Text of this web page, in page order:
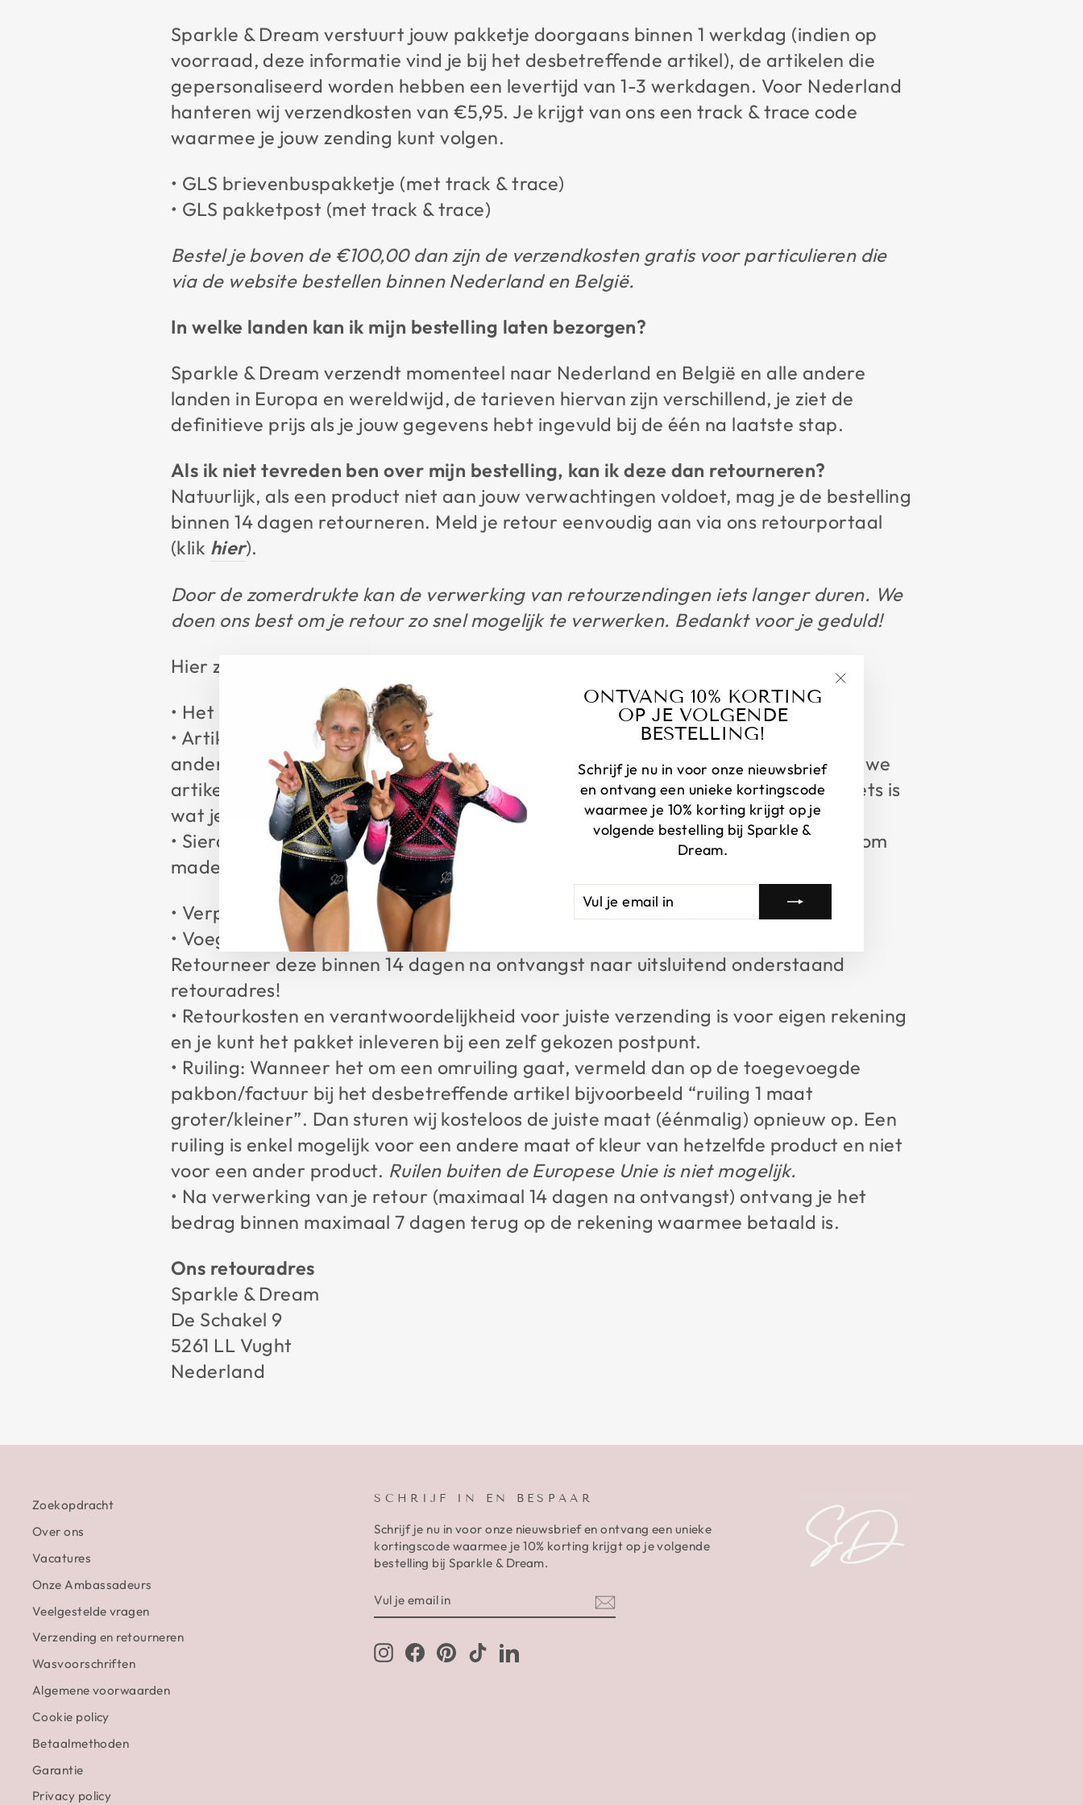
ONTVANG 10% KORTING
OP JE VOLGENDE
BESTELLING!
Schrijf je nu in voor onze nieuwsbrief
en ontvang een unieke kortingscode
waarmee je 10% korting krijgt op je
volgende bestelling bij Sparkle &
Dream.
JE
EMAIL
Sparkle & Dream verstuurt jouw pakketje doorgaans binnen 1 werkdag (indien op
voorraad, deze informatie vind je bij het desbetreffende artikel), de artikelen die
gepersonaliseerd worden hebben een levertijd van 1-3 werkdagen. Voor Nederland
hanteren wij verzendkosten van €5,95. Je krijgt van ons een track & trace code
waarmee je jouw zending kunt volgen.
• GLS brievenbuspakketje (met track & trace)
• GLS pakketpost (met track & trace)
Bestel je boven de €100,00 dan zijn de verzendkosten gratis voor particulieren die
via de website bestellen binnen Nederland en België.
In welke landen kan ik mijn bestelling laten bezorgen?
Sparkle & Dream verzendt momenteel naar Nederland en België en alle andere
landen in Europa en wereldwijd, de tarieven hiervan zijn verschillend, je ziet de
definitieve prijs als je jouw gegevens hebt ingevuld bij de één na laatste stap.
Als ik niet tevreden ben over mijn bestelling, kan ik deze dan retourneren?
Natuurlijk, als een product niet aan jouw verwachtingen voldoet, mag je de bestelling
binnen 14 dagen retourneren. Meld je retour eenvoudig aan via ons retourportaal
(klik hier).
Door de zomerdrukte kan de verwerking van retourzendingen iets langer duren. We
doen ons best om je retour zo snel mogelijk te verwerken. Bedankt voor je geduld!
Hier zitten wel een aantal voorwaarden aan verbonden:
• Het product is ongedragen/ongebruikt
• Artikelen uit de sale en aanbiedingen mogen alleen geruild worden voor een
andere maat (retourkosten zijn hierbij voor jou, opnieuw verzenden van het nieuwe
artikel of de nieuwe maat nemen wij éénmalig voor onze rekening). Indien er niets is
wat je op dat moment mooi vindt, ontvang je een cadeaubon van ons.
• Sieraden en gepersonaliseerde bedrukte artikelen en op maat gemaakte custom
made artikelen, kunnen helaas NIET retour gestuurd worden.
• Verpak het product in de ORIGINELE verpakking en pak hem met zorg in!
• Voeg een papiertje met daarop je bestel nummer toe aan jouw retourzending.
Retourneer deze binnen 14 dagen na ontvangst naar uitsluitend onderstaand
retouradres!
• Retourkosten en verantwoordelijkheid voor juiste verzending is voor eigen rekening
en je kunt het pakket inleveren bij een zelf gekozen postpunt.
• Ruiling: Wanneer het om een omruiling gaat, vermeld dan op de toegevoegde
pakbon/factuur bij het desbetreffende artikel bijvoorbeeld “ruiling 1 maat
groter/kleiner”. Dan sturen wij kosteloos de juiste maat (éénmalig) opnieuw op. Een
ruiling is enkel mogelijk voor een andere maat of kleur van hetzelfde product en niet
voor een ander product. Ruilen buiten de Europese Unie is niet mogelijk.
• Na verwerking van je retour (maximaal 14 dagen na ontvangst) ontvang je het
bedrag binnen maximaal 7 dagen terug op de rekening waarmee betaald is.
Ons retouradres
Sparkle & Dream
De Schakel 9
5261 LL Vught
Nederland
Zoekopdracht
Over ons
Vacatures
Onze Ambassadeurs
Veelgestelde vragen
Verzending en retourneren
Wasvoorschriften
Algemene voorwaarden
Cookie policy
Betaalmethoden
Garantie
Privacy policy
SCHRIJF IN EN BESPAAR
Schrijf je nu in voor onze nieuwsbrief en ontvang een unieke
kortingscode waarmee je 10% korting krijgt op je volgende
bestelling bij Sparkle & Dream.
JE
EMAIL
InstagramFacebookPinterestTikTokLinkedIn